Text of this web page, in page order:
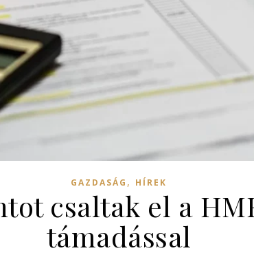
GAZDASÁG , HÍREK
csaltak el a
támadással